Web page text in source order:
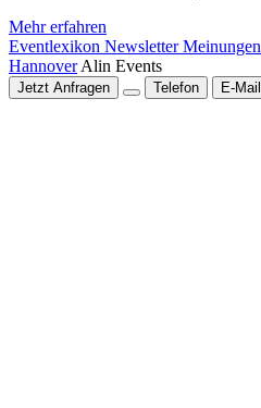
Mehr erfahren
Eventlexikon NewsletterMeinungen
Hannover Alin Events
Jetzt Anfragen Telefon E-Mail